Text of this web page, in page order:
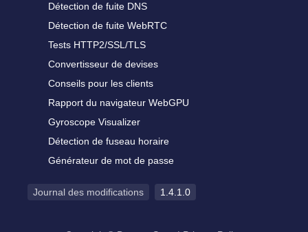
Détection de fuite DNS
Détection de fuite WebRTC
Tests HTTP2/SSL/TLS
Convertisseur de devises
Conseils pour les clients
Rapport du navigateur WebGPU
Gyroscope Visualizer
Détection de fuseau horaire
Générateur de mot de passe
Journal des modifications 1.4.1.0